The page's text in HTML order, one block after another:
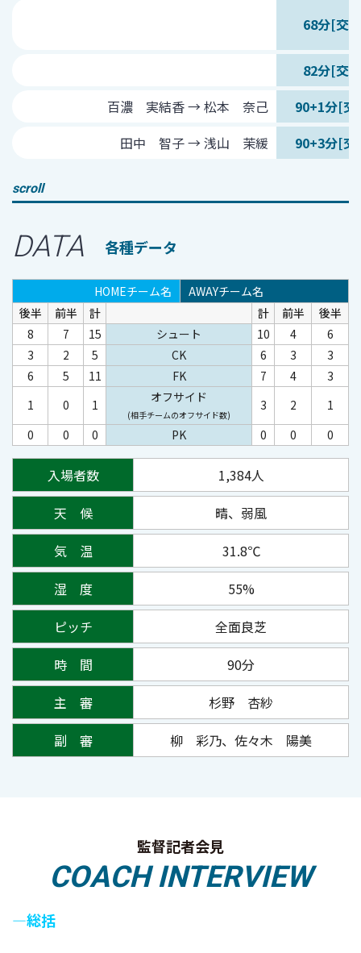
68分[交
82分[交
百濃 実結香 → 松本 奈己
90+1分[交
田中 智子 → 浅山 茉緩
90+3分[交
scroll
DATA 各種データ
HOMEチーム名
AWAYチーム名
後半
前半 計 計 前半
後半
8
7 15 シュート 10 4
6
3
2 5 CK 6 3
3
6
5 11 FK 7 4
3
1
0 1 オフサイド
(相手チームのオフサイド数)
3 2
1
0
0 0 PK 0 0 0
入場者数
1,384人
天 候
晴、弱風
気 温
31.8℃
湿 度
55%
ピッチ
全面良芝
時 間
90分
主 審
杉野 杏紗
副 審
柳 彩乃、佐々木 陽美
監督記者会見
COACH INTERVIEW
―総括